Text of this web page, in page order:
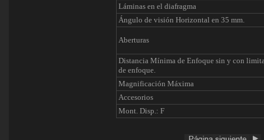
Láminas en el diafragma
Ángulo de visión Horizontal en 35 mm.
Aberturas
Distancia Mínima de Enfoque sin y con
de enfoque.
Magnificación Máxima
Accesorios
Mont. Disp.: F